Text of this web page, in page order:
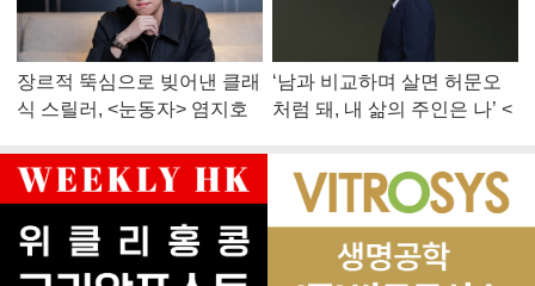
장르적 뚝심으로 빚어낸 클래
식 스릴러, <눈동자> 염지호
‘남과 비교하며 살면 허문오
처럼 돼, 내 삶의 주인은 나’ <